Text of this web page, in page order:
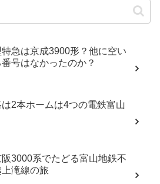
特急は京成3900形？他に空い
号はなかったのか？
は2本ホームは4つの電鉄富山
阪3000系でたどる富山地鉄不
上滝線の旅